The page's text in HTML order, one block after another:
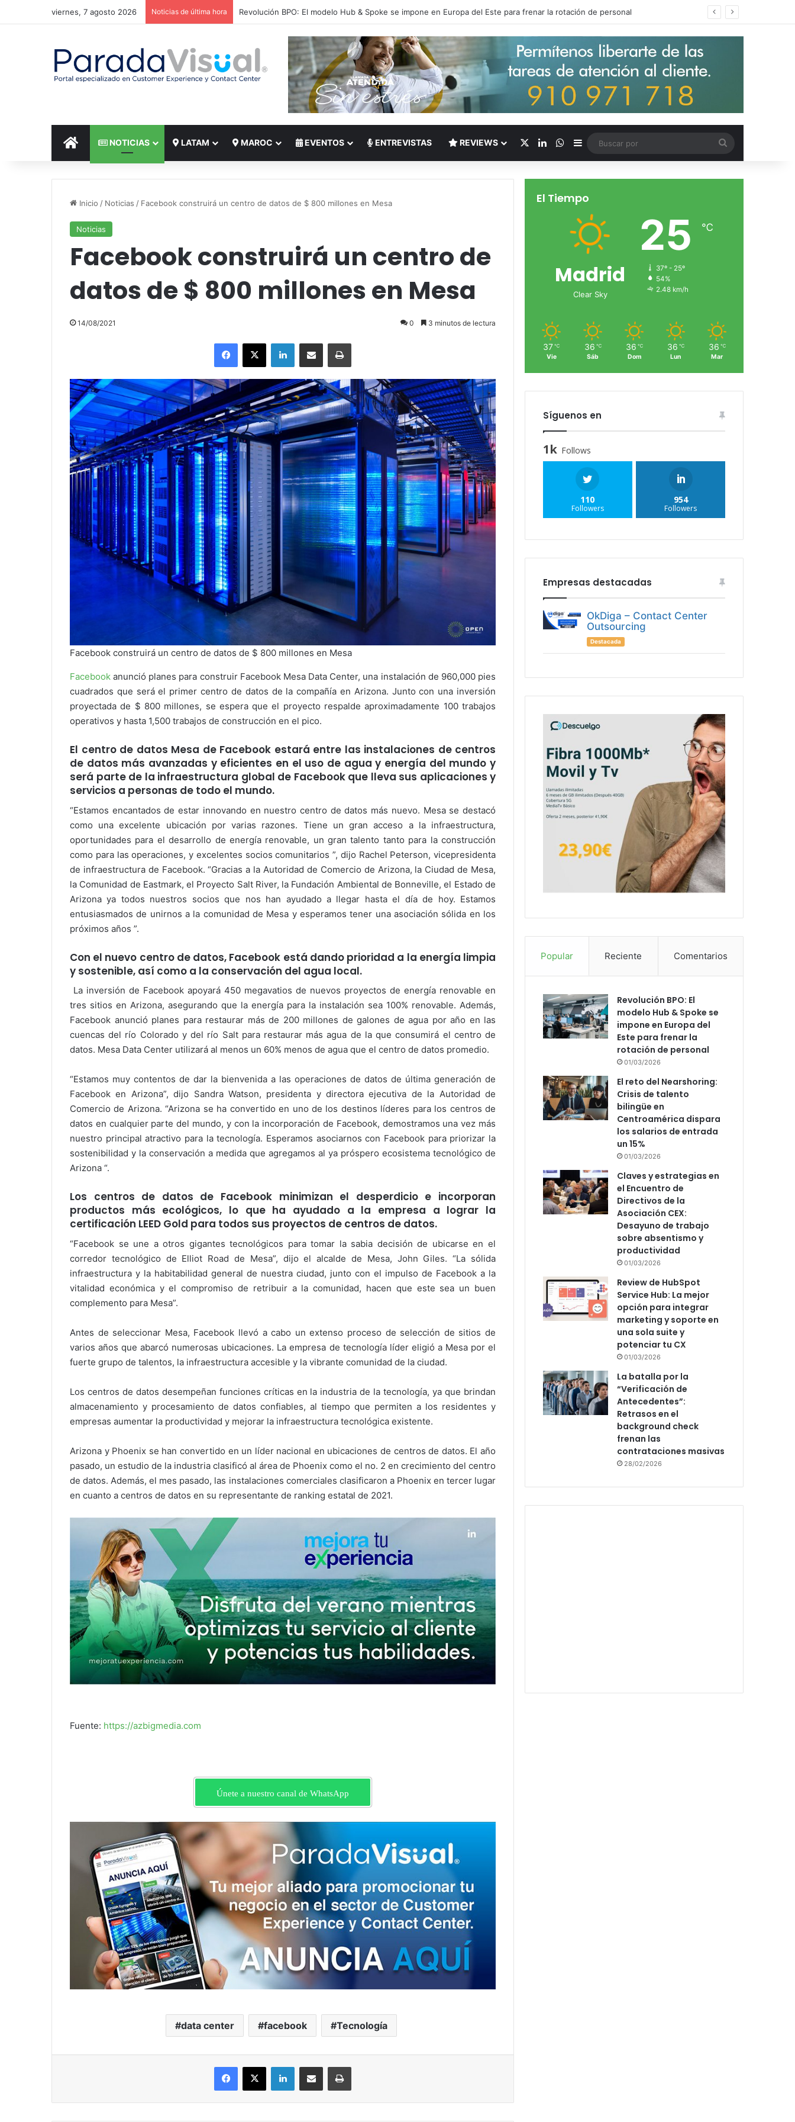
viernes, 7 agosto 2026 Noticias de última hora El reto del Nearshoring: Crisis de talento bilingüe en Centroamérica dispara los salarios de entrada un 15%
INICIO NOTICIAS LATAM MAROC EVENTOS ENTREVISTAS REVIEWS LinkedInWhatsApp
Barra lateral
por
Inicio / Noticias / Facebook construirá un centro de datos de $ 800 millones en Mesa
Noticias
Facebook construirá un centro de
datos de $ 800 millones en Mesa
14/08/2021 0 3 minutos de lectura
Facebook
X LinkedInCompartir por correo electrónicoImprimir
Facebook construirá un centro de datos de $ 800 millones en Mesa
Facebook anunció planes para construir Facebook Mesa Data Center, una instalación de 960,000 pies
cuadrados que será el primer centro de datos de la compañía en Arizona. Junto con una inversión
proyectada de $ 800 millones, se espera que el proyecto respalde aproximadamente 100 trabajos
operativos y hasta 1,500 trabajos de construcción en el pico.
El centro de datos Mesa de Facebook estará entre las instalaciones de centros
de datos más avanzadas y eficientes en el uso de agua y energía del mundo y
será parte de la infraestructura global de Facebook que lleva sus aplicaciones y
servicios a personas de todo el mundo.
“Estamos encantados de estar innovando en nuestro centro de datos más nuevo. Mesa se destacó
como una excelente ubicación por varias razones. Tiene un gran acceso a la infraestructura,
oportunidades para el desarrollo de energía renovable, un gran talento tanto para la construcción
como para las operaciones, y excelentes socios comunitarios ”, dijo Rachel Peterson, vicepresidenta
de infraestructura de Facebook. “Gracias a la Autoridad de Comercio de Arizona, la Ciudad de Mesa,
la Comunidad de Eastmark, el Proyecto Salt River, la Fundación Ambiental de Bonneville, el Estado de
Arizona ya todos nuestros socios que nos han ayudado a llegar hasta el día de hoy. Estamos
entusiasmados de unirnos a la comunidad de Mesa y esperamos tener una asociación sólida en los
próximos años ”.
Con el nuevo centro de datos, Facebook está dando prioridad a la energía limpia
y sostenible, así como a la conservación del agua local.
La inversión de Facebook apoyará 450 megavatios de nuevos proyectos de energía renovable en
tres sitios en Arizona, asegurando que la energía para la instalación sea 100% renovable. Además,
Facebook anunció planes para restaurar más de 200 millones de galones de agua por año en las
cuencas del río Colorado y del río Salt para restaurar más agua de la que consumirá el centro de
datos. Mesa Data Center utilizará al menos un 60% menos de agua que el centro de datos promedio.
“Estamos muy contentos de dar la bienvenida a las operaciones de datos de última generación de
Facebook en Arizona”, dijo Sandra Watson, presidenta y directora ejecutiva de la Autoridad de
Comercio de Arizona. “Arizona se ha convertido en uno de los destinos líderes para los centros de
datos en cualquier parte del mundo, y con la incorporación de Facebook, demostramos una vez más
nuestro principal atractivo para la tecnología. Esperamos asociarnos con Facebook para priorizar la
sostenibilidad y la conservación a medida que agregamos al ya próspero ecosistema tecnológico de
Arizona “.
Los centros de datos de Facebook minimizan el desperdicio e incorporan
productos más ecológicos, lo que ha ayudado a la empresa a lograr la
certificación LEED Gold para todos sus proyectos de centros de datos.
“Facebook se une a otros gigantes tecnológicos para tomar la sabia decisión de ubicarse en el
corredor tecnológico de Elliot Road de Mesa”, dijo el alcalde de Mesa, John Giles. “La sólida
infraestructura y la habitabilidad general de nuestra ciudad, junto con el impulso de Facebook a la
vitalidad económica y el compromiso de retribuir a la comunidad, hacen que este sea un buen
complemento para Mesa”.
Antes de seleccionar Mesa, Facebook llevó a cabo un extenso proceso de selección de sitios de
varios años que abarcó numerosas ubicaciones. La empresa de tecnología líder eligió a Mesa por el
fuerte grupo de talentos, la infraestructura accesible y la vibrante comunidad de la ciudad.
Los centros de datos desempeñan funciones críticas en la industria de la tecnología, ya que brindan
almacenamiento y procesamiento de datos confiables, al tiempo que permiten a los residentes y
empresas aumentar la productividad y mejorar la infraestructura tecnológica existente.
Arizona y Phoenix se han convertido en un líder nacional en ubicaciones de centros de datos. El año
pasado, un estudio de la industria clasificó al área de Phoenix como el no. 2 en crecimiento del centro
de datos. Además, el mes pasado, las instalaciones comerciales clasificaron a Phoenix en tercer lugar
en cuanto a centros de datos en su representante de ranking estatal de 2021.
Fuente: https://azbigmedia.com
Únete a nuestro canal de WhatsApp
data center facebook Tecnología
Facebook
X LinkedInCompartir por correo electrónicoImprimir
El Tiempo
Madrid
Clear Sky
25 ℃
37º - 25º
54%
2.48 km/h
37 ℃
Vie
36 ℃
Sáb
36 ℃
Dom
36 ℃
Lun
36 ℃
Mar
Síguenos en
1k Follows
110
Followers
954
Followers
Empresas destacadas
OkDiga – Contact Center
Outsourcing
Destacada
Popular Reciente Comentarios
Revolución BPO: El
modelo Hub & Spoke se
impone en Europa del
Este para frenar la
rotación de personal
01/03/2026
El reto del Nearshoring:
Crisis de talento
bilingüe en
Centroamérica dispara
los salarios de entrada
un 15%
01/03/2026
Claves y estrategias en
el Encuentro de
Directivos de la
Asociación CEX:
Desayuno de trabajo
sobre absentismo y
productividad
01/03/2026
Review de HubSpot
Service Hub: La mejor
opción para integrar
marketing y soporte en
una sola suite y
potenciar tu CX
01/03/2026
La batalla por la
“Verificación de
Antecedentes”:
Retrasos en el
background check
frenan las
contrataciones masivas
28/02/2026